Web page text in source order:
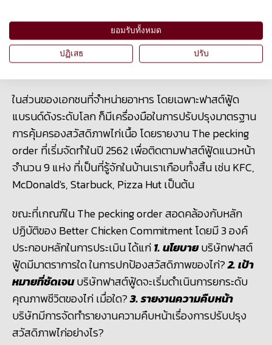
สวัสดิภาพไก่ในร้านฟาสต์ฟู้ด
ในส่วนของเอกชนที่จำหน่ายอาหาร โดยเฉพาะฟาสต์ฟู้ด
แบรนด์ดังระดับโลก ก็มีเครื่องมือในการปรับปรุงมาตรฐาน
การคุ้มครองสวัสดิภาพไก่เนื้อ โดยรายงานThe pecking
order ที่เริ่มจัดทำในปี 2562 เพื่อติดตามฟาสต์ฟู้ดแนวหน้า
จำนวน 9 แห่ง ที่เป็นที่รู้จักในบ้านเราเกือบทั้งสิ้น เช่น KFC,
McDonald's, Starbuck, Pizza Hut เป็นต้น
ขณะที่เกณฑ์ในThe pecking order สอดคล้องกับหลัก
ปฏิบัติของ Better Chicken Commitment โดยมี 3 องค์
ประกอบหลักในการประเมิน ได้แก่1. นโยบายบริษัทฟาสต์
ฟู้ดมีมาตราการใด ในการปกป้องสวัสดิภาพของไก่?2. เป้า
หมายที่ชัดเจนบริษัทฟาสต์ฟู้ดจะเริ่มดำเนินการยกระดับ
คุณภาพชีวิตของไก่ เมื่อใด?3. รายงานความคืบหน้า
บริษัทมีการจัดทำรายงานความคืบหน้าเรื่องการปรับปรุง
สวัสดิภาพไก่อย่างไร?
ยอมรับทั้งหมด
ปฏิเสธ ปรับ